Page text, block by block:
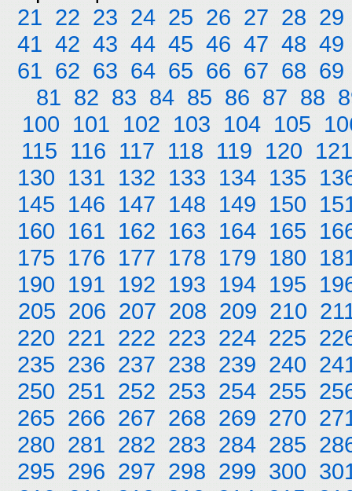
21 22 23 24 25 26 27 28 29
41 42 43 44 45 46 47 48 49
61 62 63 64 65 66 67 68 69
81 82 83 84 85 86 87 88
100 101 102 103 104 105
115 116 117 118 119 120 121
130 131 132 133 134 135
145 146 147 148 149 150
160 161 162 163 164 165
175 176 177 178 179 180
190 191 192 193 194 195
205 206 207 208 209 210
220 221 222 223 224 225
235 236 237 238 239 240
250 251 252 253 254 255
265 266 267 268 269 270
280 281 282 283 284 285
295 296 297 298 299 300